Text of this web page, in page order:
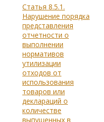
Статья 8.5.1.
Нарушение порядка
представления
отчетности о
выполнении
нормативов
утилизации
отходов от
использования
товаров или
деклараций о
количестве
выпущенных в